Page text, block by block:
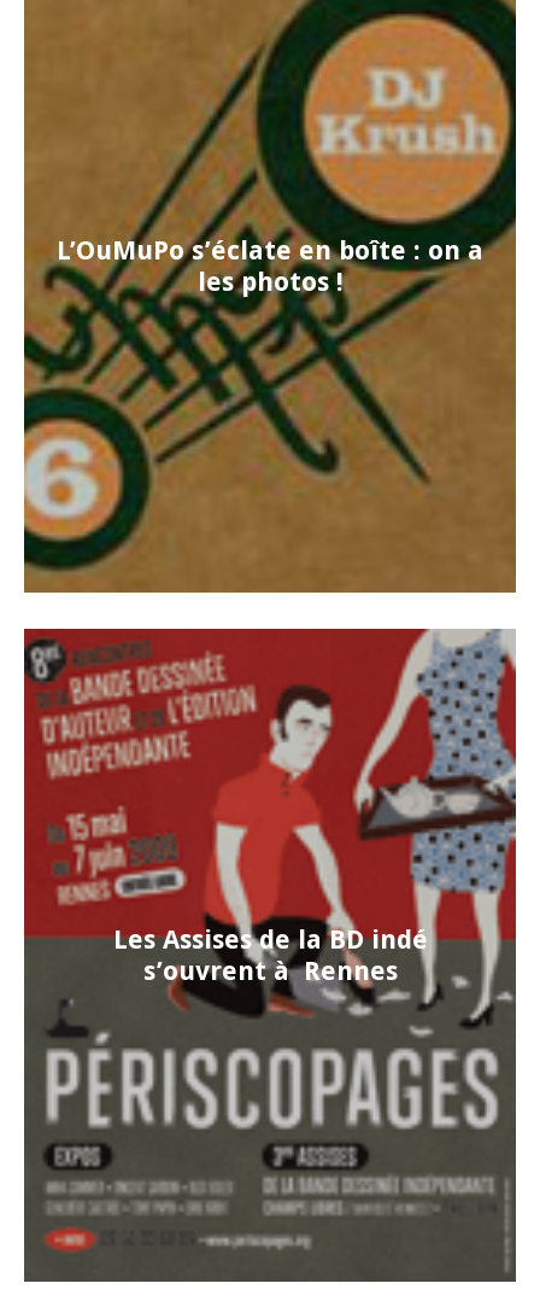
L’OuMuPo s’éclate en boîte : on a
les photos !
Les Assises de la BD indé
s’ouvrent à Rennes